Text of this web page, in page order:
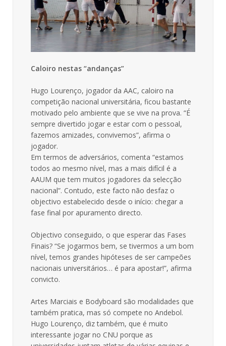
Caloiro nestas “andanças”
Hugo Lourenço, jogador da AAC, caloiro na
competição nacional universitária, ficou bastante
motivado pelo ambiente que se vive na prova. “É
sempre divertido jogar e estar com o pessoal,
fazemos amizades, convivemos”, afirma o
jogador.
Em termos de adversários, comenta “estamos
todos ao mesmo nível, mas a mais difícil é a
AAUM que tem muitos jogadores da selecção
nacional”. Contudo, este facto não desfaz o
objectivo estabelecido desde o início: chegar a
fase final por apuramento directo.
Objectivo conseguido, o que esperar das Fases
Finais? “Se jogarmos bem, se tivermos a um bom
nível, temos grandes hipóteses de ser campeões
nacionais universitários… é para apostar!”, afirma
convicto.
Artes Marciais e Bodyboard são modalidades que
também pratica, mas só compete no Andebol.
Hugo Lourenço, diz também, que é muito
interessante jogar no CNU porque as